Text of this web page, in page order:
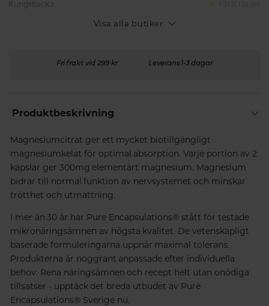
Visa alla butiker
Fri frakt vid 299 kr Leverans 1-3 dagar
Produktbeskrivning
Magnesiumcitrat ger ett mycket biotillgängligt
magnesiumkelat för optimal absorption. Varje portion av 2
kapslar ger 300mg elementärt magnesium. Magnesium
bidrar till normal funktion av nervsystemet och minskar
trötthet och utmattning.
I mer än 30 år har Pure Encapsulations® stått för testade
mikronäringsämnen av högsta kvalitet. De vetenskapligt
baserade formuleringarna uppnår maximal tolerans.
Produkterna är noggrant anpassade efter individuella
behov. Rena näringsämnen och recept helt utan onödiga
tillsatser - upptäck det breda utbudet av Pure
Encapsulations® Sverige nu.